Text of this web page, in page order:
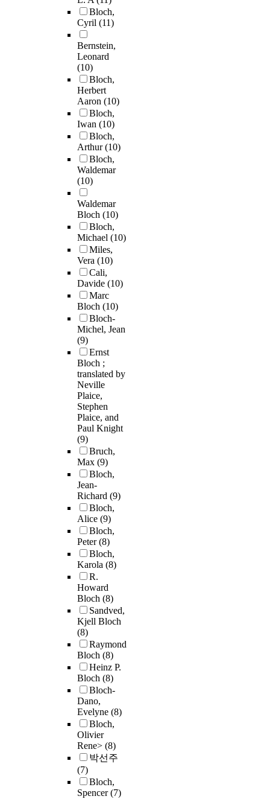
Bloch,
Cyril (11)
Bernstein,
Leonard
(10)
Bloch,
Herbert
Aaron (10)
Bloch,
Iwan (10)
Bloch,
Arthur(10)
Bloch,
Waldemar
(10)
Waldemar
Bloch (10)
Bloch,
Michael (10)
Miles,
Vera (10)
Cali,
Davide (10)
Marc
Bloch (10)
Bloch-
Michel, Jean
(9)
Ernst
Bloch ;
translated by
Neville
Plaice,
Stephen
Plaice, and
Paul Knight
(9)
Bruch,
Max (9)
Bloch,
Jean-
Richard (9)
Bloch,
Alice (9)
Bloch,
Peter(8)
Bloch,
Karola (8)
R.
Howard
Bloch (8)
Sandved,
Kjell Bloch
(8)
Raymond
Bloch (8)
Heinz P.
Bloch (8)
Bloch-
Dano,
Evelyne (8)
Bloch,
Olivier
Rene> (8)
박선주
(7)
Bloch,
Spencer(7)